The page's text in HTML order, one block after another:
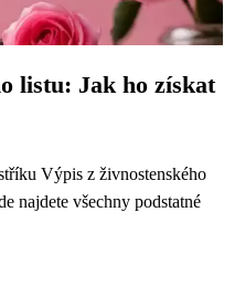
listu: Jak ho získat
Výpis z živnostenského
najdete všechny podstatné